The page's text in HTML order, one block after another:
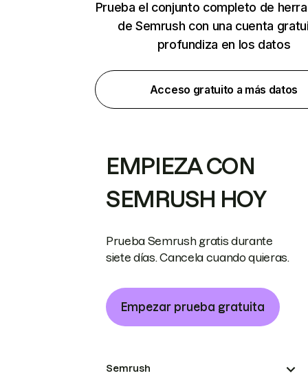
Prueba el conjunto completo de
de Semrush con una cuenta
profundiza en los datos
Acceso gratuito a más datos
EMPIEZA CON
SEMRUSH HOY
Prueba Semrush gratis durante
siete días. Cancela cuando quieras.
Empezar prueba gratuita
Semrush